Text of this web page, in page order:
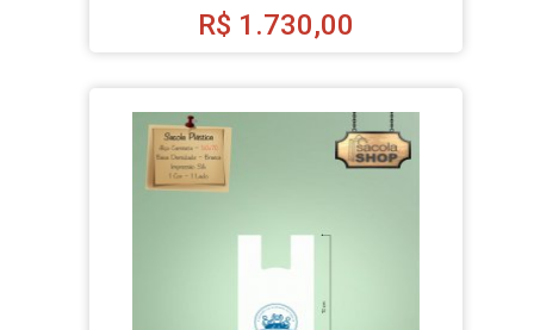
R$ 1.730,00